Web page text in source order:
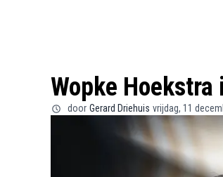
Wopke
door Gerard Driehuis vrijdag, 11